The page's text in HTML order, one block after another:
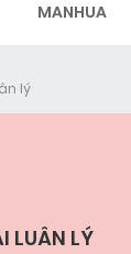
MANHUA
lý
LUÂN LÝ